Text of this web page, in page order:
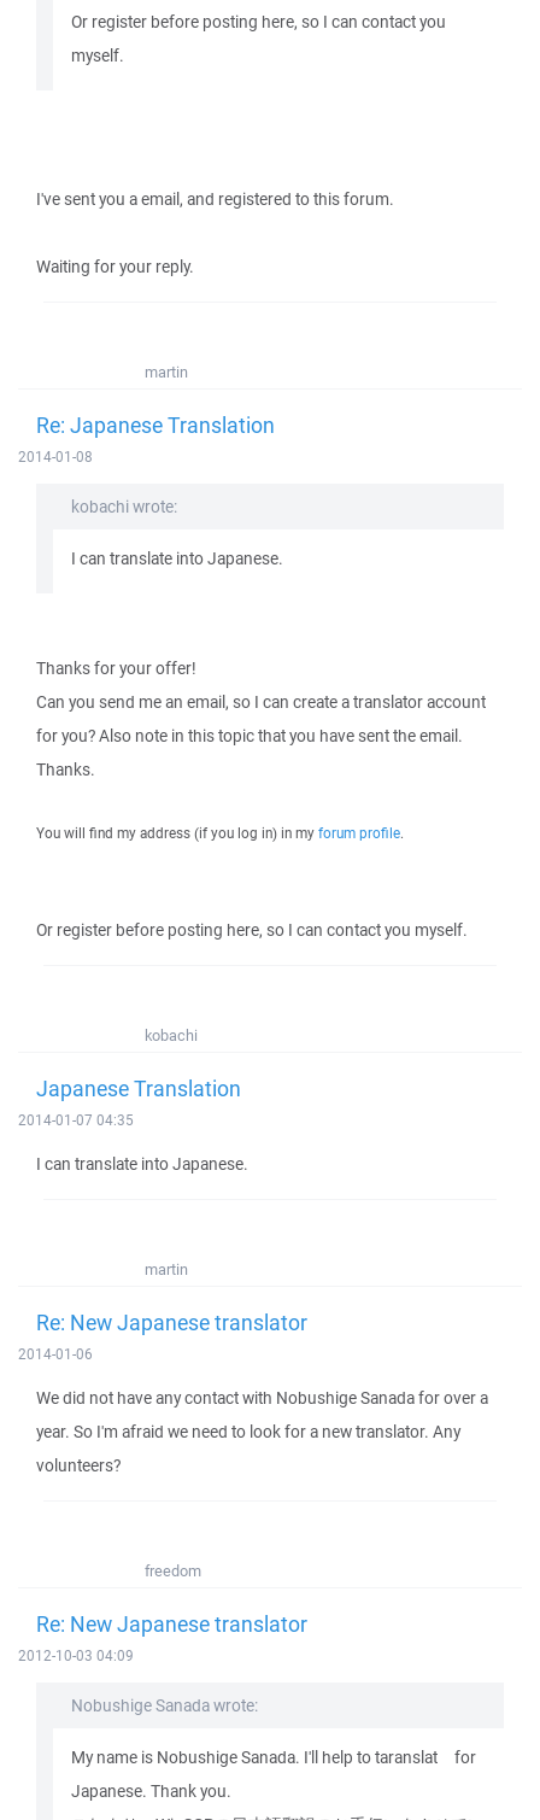
Or register before posting here, so I can contact you
myself.
I've sent you a email, and registered to this forum.
Waiting for your reply.
martin
Re: Japanese Translation
2014-01-08
kobachi wrote:
I can translate into Japanese.
Thanks for your offer!
Can you send me an email, so I can create a translator account
for you? Also note in this topic that you have sent the email.
Thanks.
You will find my address (if you log in) in my forum profile.
Or register before posting here, so I can contact you myself.
kobachi
Japanese Translation
2014-01-07 04:35
I can translate into Japanese.
martin
Re: New Japanese translator
2014-01-06
We did not have any contact with Nobushige Sanada for over a
year. So I'm afraid we need to look for a new translator. Any
volunteers?
freedom
Re: New Japanese translator
2012-10-03 04:09
Nobushige Sanada wrote:
My name is Nobushige Sanada. I'll help to taranslat for
Japanese. Thank you.